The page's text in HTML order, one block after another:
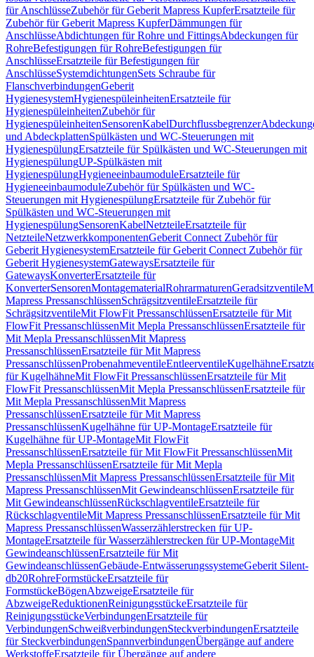
für AnschlüsseZubehör für Geberit Mapress KupferErsatzteile für
Zubehör für Geberit Mapress KupferDämmungen für
AnschlüsseAbdichtungen für Rohre und FittingsAbdeckungen für
RohreBefestigungen für RohreBefestigungen für
AnschlüsseErsatzteile für Befestigungen für
AnschlüsseSystemdichtungenSets Schraube für
FlanschverbindungenGeberit
HygienesystemHygienespüleinheitenErsatzteile für
HygienespüleinheitenZubehör für
HygienespüleinheitenSensorenKabelDurchflussbegrenzer
und AbdeckplattenSpülkästen und WC-Steuerungen mit
HygienespülungErsatzteile für Spülkästen und WC-Steuerungen mit
HygienespülungUP-Spülkästen mit
HygienespülungHygieneeinbaumoduleErsatzteile für
HygieneeinbaumoduleZubehör für Spülkästen und WC-
Steuerungen mit HygienespülungErsatzteile für Zubehör für
Spülkästen und WC-Steuerungen mit
HygienespülungSensorenKabelNetzteileErsatzteile für
NetzteileNetzwerkkomponentenGeberit Connect Zubehör für
Geberit HygienesystemErsatzteile für Geberit Connect Zubehör für
Geberit HygienesystemGatewaysErsatzteile für
GatewaysKonverterErsatzteile für
KonverterSensorenMontagematerialRohrarmaturenGeradsitzventile
Mapress PressanschlüssenSchrägsitzventileErsatzteile für
SchrägsitzventileMit FlowFit PressanschlüssenErsatzteile für Mit
FlowFit PressanschlüssenMit Mepla PressanschlüssenErsatzteile für
Mit Mepla PressanschlüssenMit Mapress
PressanschlüssenErsatzteile für Mit Mapress
PressanschlüssenProbenahmeventileEntleerventileKugelhähne
für KugelhähneMit FlowFit PressanschlüssenErsatzteile für Mit
FlowFit PressanschlüssenMit Mepla PressanschlüssenErsatzteile für
Mit Mepla PressanschlüssenMit Mapress
PressanschlüssenErsatzteile für Mit Mapress
PressanschlüssenKugelhähne für UP-MontageErsatzteile für
Kugelhähne für UP-MontageMit FlowFit
PressanschlüssenErsatzteile für Mit FlowFit PressanschlüssenMit
Mepla PressanschlüssenErsatzteile für Mit Mepla
PressanschlüssenMit Mapress PressanschlüssenErsatzteile für Mit
Mapress PressanschlüssenMit GewindeanschlüssenErsatzteile für
Mit GewindeanschlüssenRückschlagventileErsatzteile für
RückschlagventileMit Mapress PressanschlüssenErsatzteile für Mit
Mapress PressanschlüssenWasserzählerstrecken für UP-
MontageErsatzteile für Wasserzählerstrecken für UP-MontageMit
GewindeanschlüssenErsatzteile für Mit
GewindeanschlüssenGebäude-EntwässerungssystemeGeberit Silent-
db20RohreFormstückeErsatzteile für
FormstückeBögenAbzweigeErsatzteile für
AbzweigeReduktionenReinigungsstückeErsatzteile für
ReinigungsstückeVerbindungenErsatzteile für
VerbindungenSchweißverbindungenSteckverbindungenErsatzteile
für SteckverbindungenSpannverbindungenÜbergänge auf andere
WerkstoffeErsatzteile für Übergänge auf andere